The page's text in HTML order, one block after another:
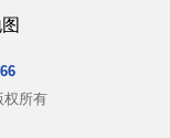
权所有